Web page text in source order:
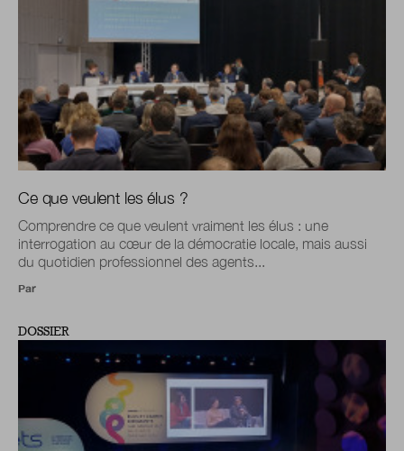
Ce que veulent les élus ?
Comprendre ce que veulent vraiment les élus : une
interrogation au cœur de la démocratie locale, mais aussi
du quotidien professionnel des agents...
Par
DOSSIER